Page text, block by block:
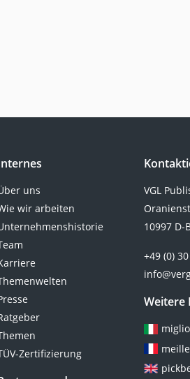
uns
wir arbeiten
Zertifizierung
VGL
10997 D-
+49 (0)
Weitere